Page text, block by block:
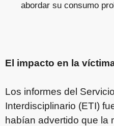
abordar su consumo
El impacto en la
Los informes del
Interdisciplinario (ETI)
habían advertido que la